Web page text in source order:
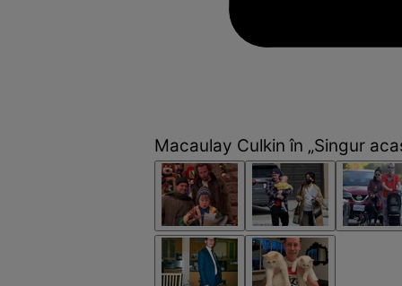
Macaulay Culkin în „Singur